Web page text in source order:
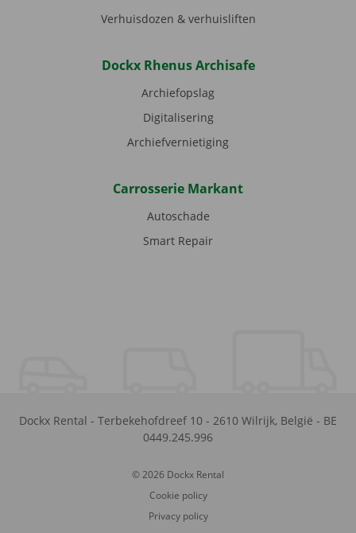
Verhuisdozen & verhuisliften
Dockx Rhenus Archisafe
Archiefopslag
Digitalisering
Archiefvernietiging
Carrosserie Markant
Autoschade
Smart Repair
Dockx Rental - Terbekehofdreef 10 - 2610 Wilrijk, België - BE
0449.245.996
© 2026 Dockx Rental
Cookie policy
Privacy policy